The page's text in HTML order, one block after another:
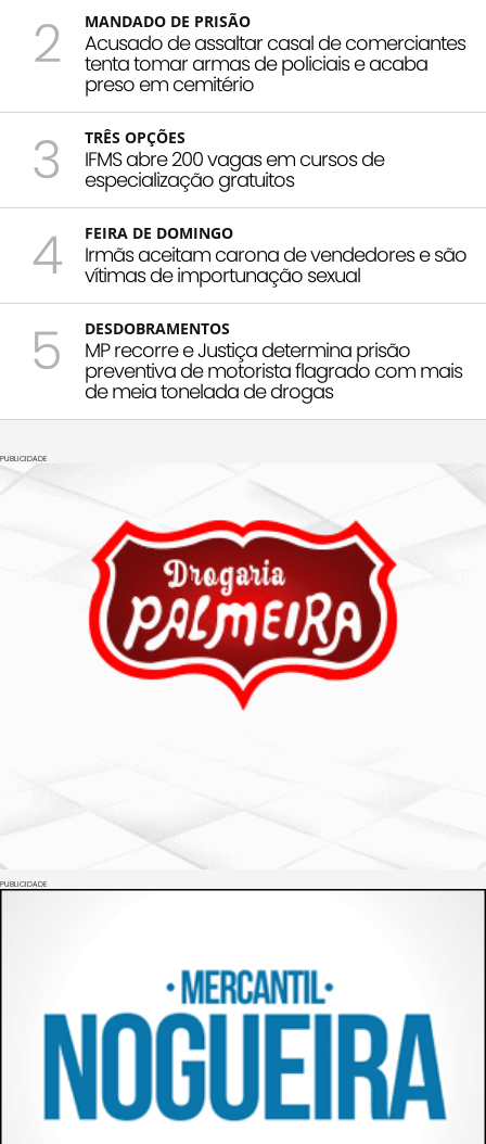
2 MANDADO DE PRISÃO
Acusado de assaltar casal de comerciantes
tenta tomar armas de policiais e acaba
preso em cemitério
3 TRÊS OPÇÕES
IFMS abre 200 vagas em cursos de
especialização gratuitos
4 FEIRA DE DOMINGO
Irmãs aceitam carona de vendedores e são
vítimas de importunação sexual
5 DESDOBRAMENTOS
MP recorre e Justiça determina prisão
preventiva de motorista flagrado com mais
de meia tonelada de drogas
PUBLICIDADE
PUBLICIDADE